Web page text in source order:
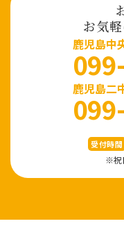
お気
⿅児島中
鹿児島二
受付時間
※祝